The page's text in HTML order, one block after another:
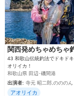
関西発めちゃめちゃ
43 和歌山伝統釣法でドキド
オリイカ！
和歌山県 田辺･磯間港
出演者: 寺元 昭二郎,のののん
アオリイカ